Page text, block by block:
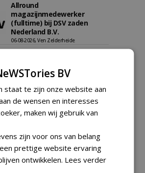
Allround
magazijnmedewerker
(fulltime) bij DSV zaden
Nederland B.V.
06-08-2026, Ven Zelderheide
30-07-2026, Schalkwijk
Boominspecteur bij
Boomtotaalzorg24-40 uur
Golfbaan KralingenOosthoek
groepRotterdam
30-07-2026
meer Groene Banen
BV
staat te zijn onze website aan
de wensen en interesses
maken wij gebruik van
zijn voor ons van belang
prettige website ervaring
ontwikkelen. Lees verder